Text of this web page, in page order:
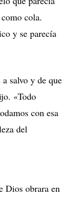
cola.
y se parecía
a salvo y de que
«Todo
con esa
del
Dios obrara en